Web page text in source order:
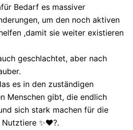
Bedarf es massiver
um den noch aktiven
,damit sie weiter existieren
geschlachtet, aber nach
es in den zuständigen
Menschen gibt, die endlich
sich stark machen für die
Nutztiere ✨❤️?.